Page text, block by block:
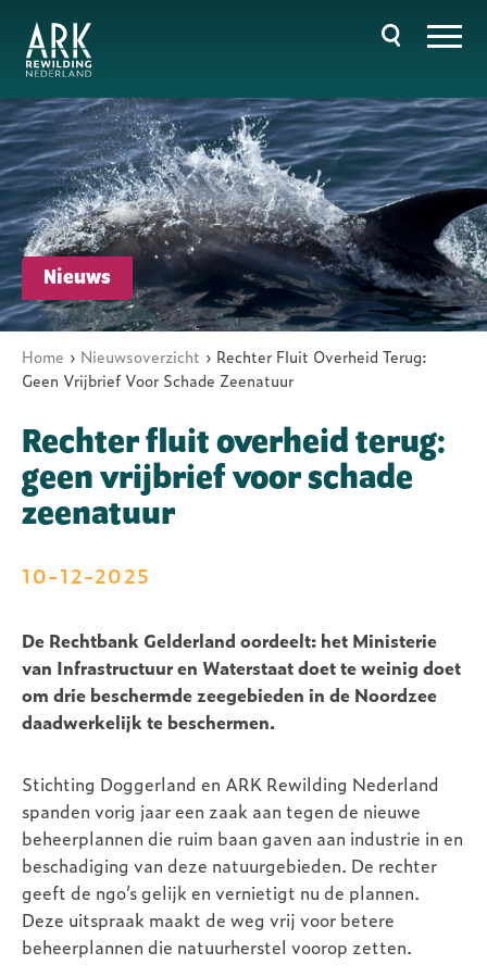
naar
gaan
Hoofdnavigatie
Nieuws
Kruimelpad
Home Nieuwsoverzicht
Rechter Fluit Overheid Terug:
Geen Vrijbrief Voor Schade Zeenatuur
Rechter fluit overheid terug:
geen vrijbrief voor schade
zeenatuur
10-12-2025
De Rechtbank Gelderland oordeelt: het Ministerie
van Infrastructuur en Waterstaat doet te weinig doet
om drie beschermde zeegebieden in de Noordzee
daadwerkelijk te beschermen.
Stichting Doggerland en ARK Rewilding Nederland
spanden vorig jaar een zaak aan tegen de nieuwe
beheerplannen die ruim baan gaven aan industrie in en
beschadiging van deze natuurgebieden. De rechter
geeft de ngo’s gelijk en vernietigt nu de plannen.
Deze uitspraak maakt de weg vrij voor betere
beheerplannen die natuurherstel voorop zetten.